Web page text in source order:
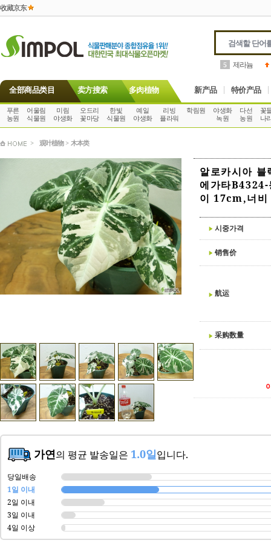
收藏京东
5 제라늄
全部商品类目 卖方搜索 多肉植物 新产品 特价产品
푸른
농원
어울림
식물원
미림
야생화
오드리
꽃마당
한빛
식물원
예일
야생화
리빙
플라워
학림원
야생화
녹원
다선
농원
꽃
나
> 观叶植物 > 木本类
알로카시아
에가타
이 17cm,너
시중가격
销售价
航运
采购数量
가연의 평균 발송일은 1.0일입니다.
당일배송
1일 이내
2일 이내
3일 이내
4일 이상